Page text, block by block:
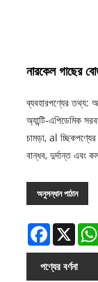
নারকেল গাছের
ব্যবহারপণ্যের তথ্য:
অ্যান্টি-এপিডেমিক
চামড়া, al চ্ছিকপণ্যের
বান্ধব, দুর্দান্ত এবং
অনুসন্ধান পাঠান
Facebook
X
পণ্যের বর্ণনা